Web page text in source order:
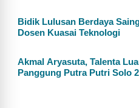
Bidik Lulusan Berdaya
Dosen Kuasai Teknologi
Akmal Aryasuta, Talenta
Panggung Putra Putri Solo